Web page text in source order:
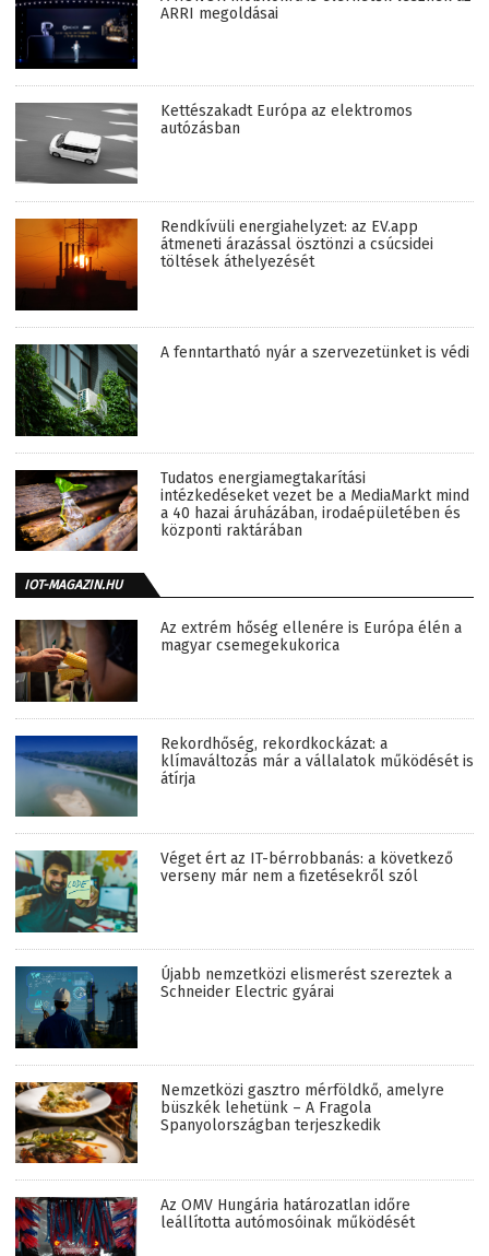
ARRI megoldásai
Kettészakadt Európa az elektromos
autózásban
Rendkívüli energiahelyzet: az EV.app
átmeneti árazással ösztönzi a csúcsidei
töltések áthelyezését
A fenntartható nyár a szervezetünket is védi
Tudatos energiamegtakarítási
intézkedéseket vezet be a MediaMarkt mind
a 40 hazai áruházában, irodaépületében és
központi raktárában
IOT-MAGAZIN.HU
Az extrém hőség ellenére is Európa élén a
magyar csemegekukorica
Rekordhőség, rekordkockázat: a
klímaváltozás már a vállalatok működését is
átírja
Véget ért az IT-bérrobbanás: a következő
verseny már nem a fizetésekről szól
Újabb nemzetközi elismerést szereztek a
Schneider Electric gyárai
Nemzetközi gasztro mérföldkő, amelyre
büszkék lehetünk – A Fragola
Spanyolországban terjeszkedik
Az OMV Hungária határozatlan időre
leállította autómosóinak működését